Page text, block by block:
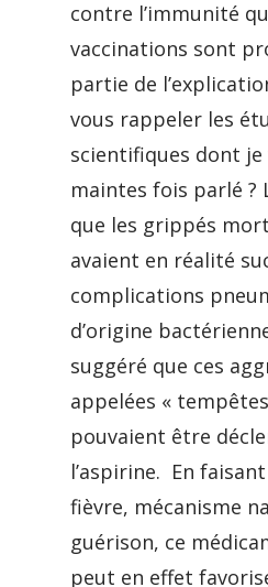
contre l’immunité
vaccinations sont
partie de
vous rappeler les
scientifiques dont je
maintes fois parlé ?
que les grippés
avaient en réalité
complications
d’origine
suggéré que ces
appelées «
pouvaient être
l’aspirine. En
fièvre, mécanisme
guérison, ce
peut en effet